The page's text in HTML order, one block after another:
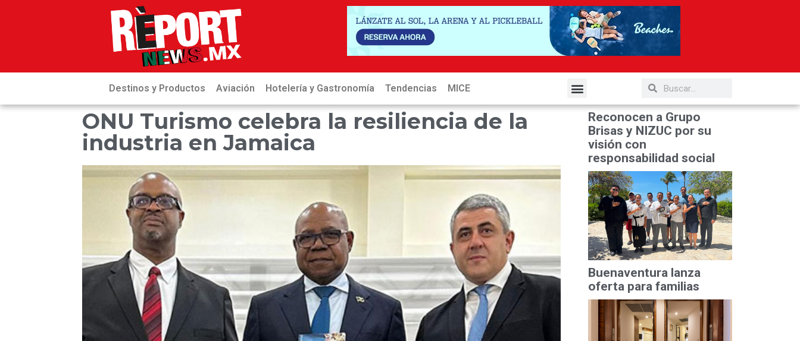
Destinos y Productos Aviación Hotelería y Gastronomía Tendencias MICE
ONU Turismo celebra la resiliencia de la
industria en Jamaica
Reconocen a Grupo
Brisas y NIZUC por su
visión con
responsabilidad social
Buenaventura lanza
oferta para familias